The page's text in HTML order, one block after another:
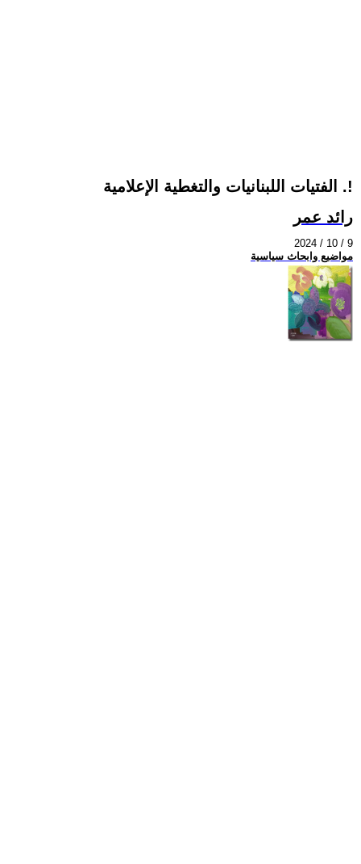
الفتيات اللبنانيات والتغطية الإعلامية .!
رائد عمر
2024 / 10 / 9
مواضيع وابحاث سياسية